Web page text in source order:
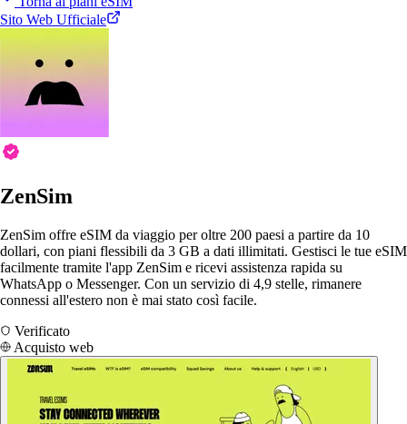
Sito Web Ufficiale
ZenSim
ZenSim offre eSIM da viaggio per oltre 200 paesi a partire da 10
dollari, con piani flessibili da 3 GB a dati illimitati. Gestisci le tue eSIM
facilmente tramite l'app ZenSim e ricevi assistenza rapida su
WhatsApp o Messenger. Con un servizio di 4,9 stelle, rimanere
connessi all'estero non è mai stato così facile.
Verificato
Acquisto web